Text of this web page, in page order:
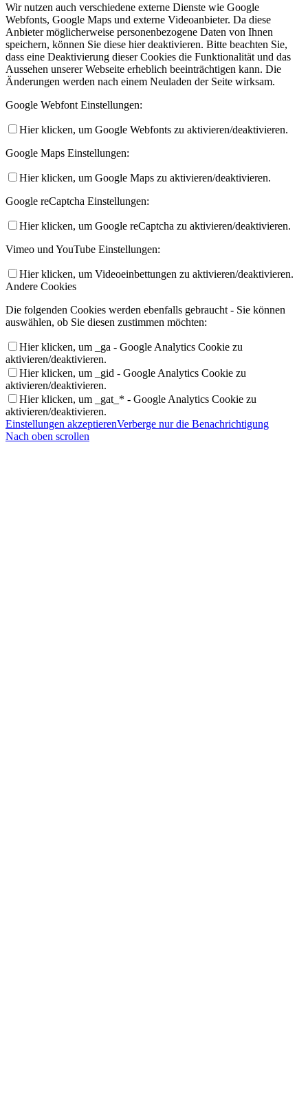
Wir nutzen auch verschiedene externe Dienste wie Google
Webfonts, Google Maps und externe Videoanbieter. Da diese
Anbieter möglicherweise personenbezogene Daten von Ihnen
speichern, können Sie diese hier deaktivieren. Bitte beachten Sie,
dass eine Deaktivierung dieser Cookies die Funktionalität und das
Aussehen unserer Webseite erheblich beeinträchtigen kann. Die
Änderungen werden nach einem Neuladen der Seite wirksam.
Google Webfont Einstellungen:
Hier klicken, um Google Webfonts zu aktivieren/deaktivieren.
Google Maps Einstellungen:
Hier klicken, um Google Maps zu aktivieren/deaktivieren.
Google reCaptcha Einstellungen:
Hier klicken, um Google reCaptcha zu aktivieren/deaktivieren.
Vimeo und YouTube Einstellungen:
Hier klicken, um Videoeinbettungen zu aktivieren/deaktivieren.
Andere Cookies
Die folgenden Cookies werden ebenfalls gebraucht - Sie können
auswählen, ob Sie diesen zustimmen möchten:
Hier klicken, um _ga - Google Analytics Cookie zu
aktivieren/deaktivieren.
Hier klicken, um _gid - Google Analytics Cookie zu
aktivieren/deaktivieren.
Hier klicken, um _gat_* - Google Analytics Cookie zu
aktivieren/deaktivieren.
Einstellungen akzeptierenVerberge nur die Benachrichtigung
Nach oben scrollen